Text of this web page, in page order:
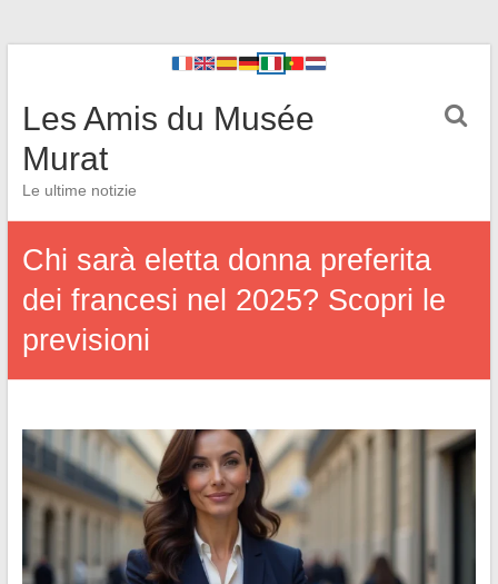
Les Amis du Musée
Murat
Le ultime notizie
Chi sarà eletta donna preferita
dei francesi nel 2025? Scopri le
previsioni